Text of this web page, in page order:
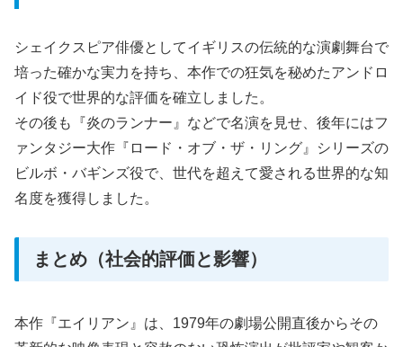
シェイクスピア俳優としてイギリスの伝統的な演劇舞台で
培った確かな実力を持ち、本作での狂気を秘めたアンドロ
イド役で世界的な評価を確立しました。
その後も『炎のランナー』などで名演を見せ、後年にはフ
ァンタジー大作『ロード・オブ・ザ・リング』シリーズの
ビルボ・バギンズ役で、世代を超えて愛される世界的な知
名度を獲得しました。
まとめ（社会的評価と影響）
本作『エイリアン』は、1979年の劇場公開直後からその